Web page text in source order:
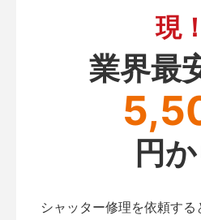
現！
業界最
円
シャッター修理を依頼す